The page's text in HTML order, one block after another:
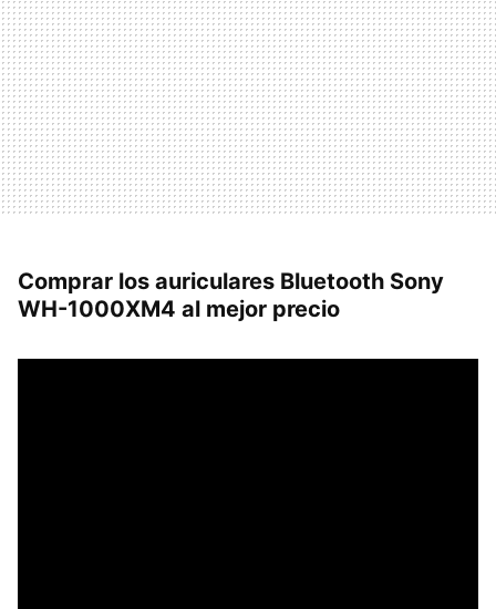
Comprar los auriculares Bluetooth Sony
WH-1000XM4 al mejor precio